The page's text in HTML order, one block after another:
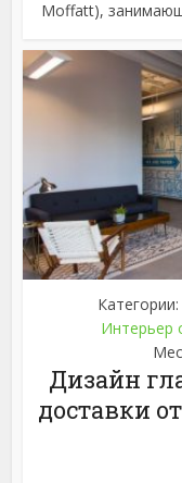
Moffatt),
Категории:
Интерьер
Дизайн
доставки